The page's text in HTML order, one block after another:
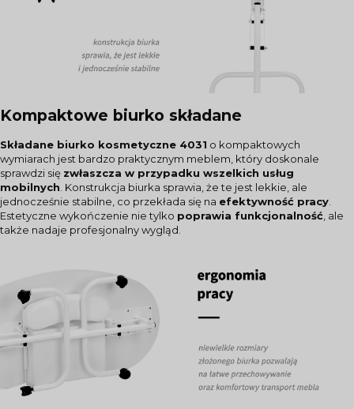
Kompaktowe biurko składane
Składane biurko kosmetyczne 4031 o kompaktowych
wymiarach jest bardzo praktycznym meblem, który doskonale
sprawdzi się zwłaszcza w przypadku wszelkich usług
mobilnych . Konstrukcja biurka sprawia, że te jest lekkie, ale
jednocześnie stabilne, co przekłada się na efektywność pracy
Estetyczne wykończenie nie tylko poprawia funkcjonalność , ale
także nadaje profesjonalny wygląd.